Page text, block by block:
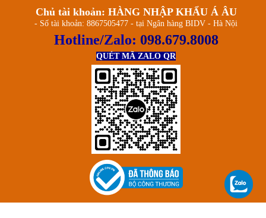
Chủ tài khoản: HÀNG NHẬP KHẨU Á ÂU
- Số tài khoản: 8867505477 - tại Ngân hàng BIDV - Hà Nội
Hotline/Zalo: 098.679.8008
QUÉT MÃ ZALO QR